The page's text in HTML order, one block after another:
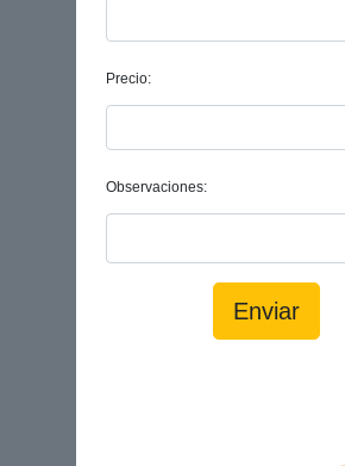
Precio:
Observaciones:
Enviar